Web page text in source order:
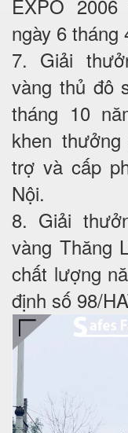
EXPO
ngày 6 tháng
7. Giải
vàng thủ đô
tháng 10
khen
trợ và cấp
Nội.
8. Giải
vàng Thăng
chất lượng
định số 98/